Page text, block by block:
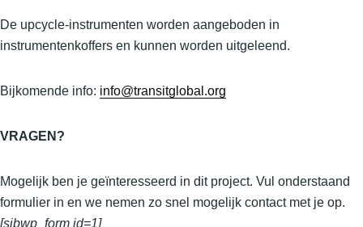
De upcycle-instrumenten worden aangeboden in
instrumentenkoffers en kunnen worden uitgeleend.
Bijkomende info: info@transitglobal.org
VRAGEN?
Mogelijk ben je geïnteresseerd in dit project. Vul onderstaand
formulier in en we nemen zo snel mogelijk contact met je op.
[sibwp_form id=1]